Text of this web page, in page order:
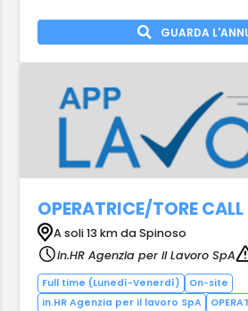
GUARDA
OPERATRICE/TORE CALL
A soli 13 km da Spinoso
in.HR Agenzia per il Lavoro SpA
Full time (Lunedì-Venerdì)
On-site
in.HR Agenzia per il lavoro SpA